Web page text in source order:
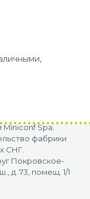
Spa.
фабрики
СНГ.
Покровское-
д. 73, помещ. 1/1